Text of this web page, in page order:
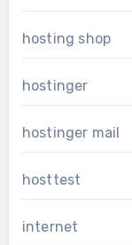
hosting shop
hostinger
hostinger mail
hosttest
internet